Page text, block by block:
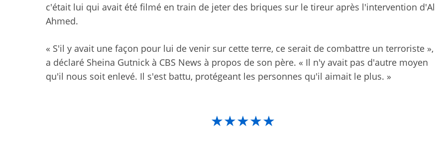
c'était lui qui avait été filmé en train de jeter des briques sur le tireur après l'intervention d'Al
Ahmed.
« S'il y avait une façon pour lui de venir sur cette terre, ce serait de combattre un terroriste »,
a déclaré Sheina Gutnick à CBS News à propos de son père. « Il n'y avait pas d'autre moyen
qu'il nous soit enlevé. Il s'est battu, protégeant les personnes qu'il aimait le plus. »
★★★★★